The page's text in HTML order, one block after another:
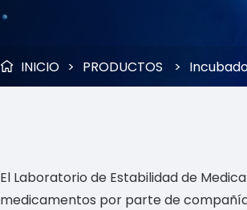
 INICIO > PRODUCTOS >
El Laboratorio de Estabilidad de
medicamentos por parte de